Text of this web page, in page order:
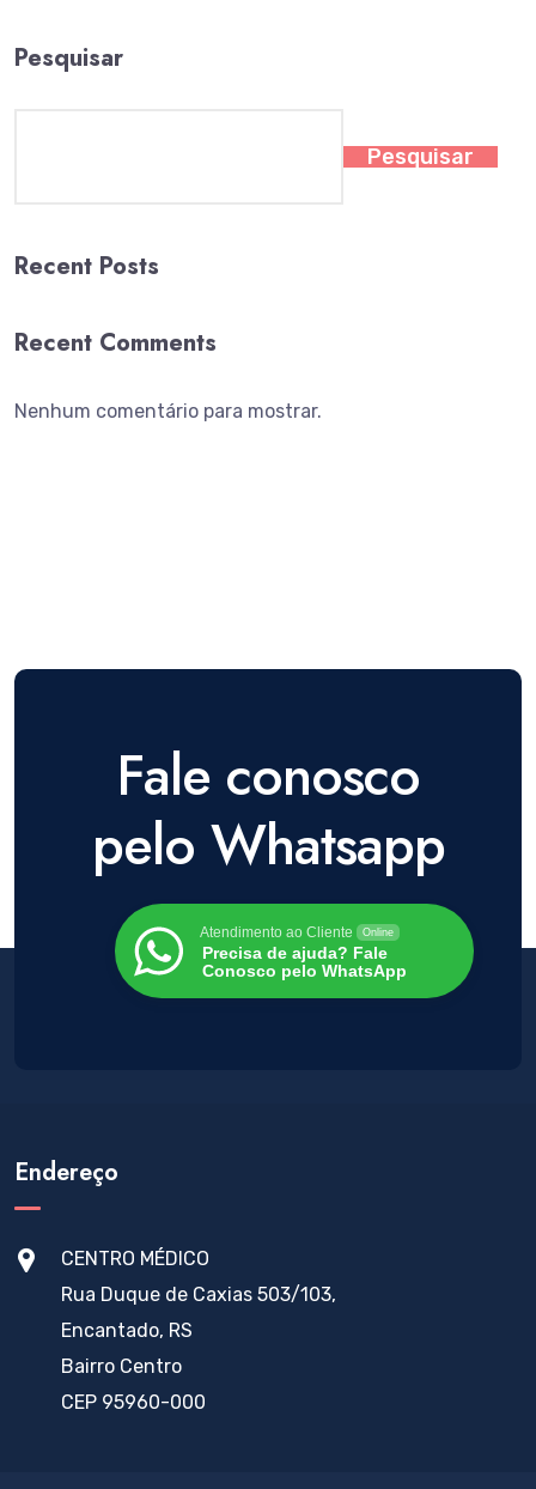
Pesquisar
Pesquisar
Recent Posts
Recent Comments
Nenhum comentário para mostrar.
Fale conosco
pelo Whatsapp
Atendimento ao Cliente Online
Precisa de ajuda? Fale
Conosco pelo WhatsApp
Endereço
CENTRO MÉDICO
Rua Duque de Caxias 503/103,
Encantado, RS
Bairro Centro
CEP 95960-000